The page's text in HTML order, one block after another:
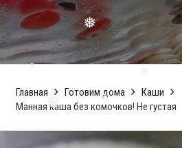
❅
❅ ❅
❅
❅
Главная Готовим дома
Каши
Манная каша без комочков! Не густая